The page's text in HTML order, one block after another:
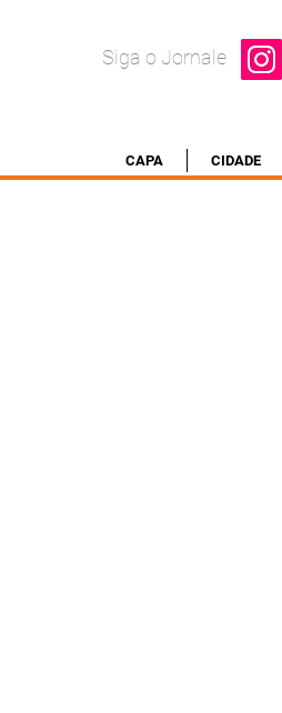
Siga o Jornale
CAPA CIDADE